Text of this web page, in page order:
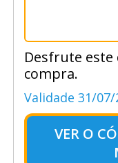
Desfrute este
compra.
Validade 31/07/
VER O